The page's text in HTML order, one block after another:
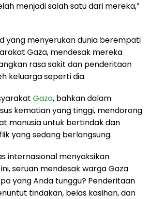
menjadi salah satu dari mereka,”
yang menyerukan dunia berempati
Gaza, mendesak mereka
rasa sakit dan penderitaan
keluarga seperti dia.
Gaza, bahkan dalam
kematian yang tinggi, mendorong
manusia untuk bertindak dan
yang sedang berlangsung.
internasional menyaksikan
seruan mendesak warga Gaza
yang Anda tunggu? Penderitaan
tindakan, belas kasihan, dan